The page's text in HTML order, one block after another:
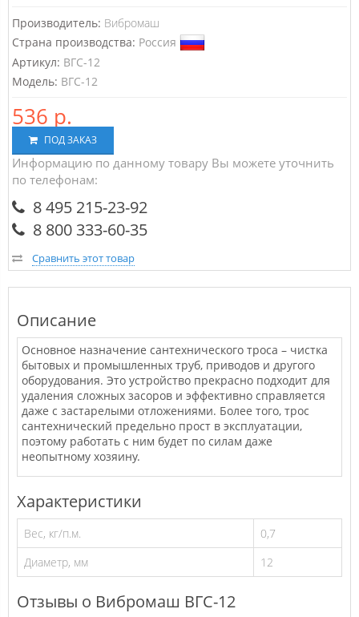
Производитель: Вибромаш
Страна производства: Россия
Артикул: ВГС-12
Модель: ВГС-12
536 р.
ПОД ЗАКАЗ
Информацию по данному товару Вы можете уточнить
по телефонам:
8 495 215-23-92
8 800 333-60-35
Сравнить этот товар
Описание
Основное назначение сантехнического троса – чистка
бытовых и промышленных труб, приводов и другого
оборудования. Это устройство прекрасно подходит для
удаления сложных засоров и эффективно справляется
даже с застарелыми отложениями. Более того, трос
сантехнический предельно прост в эксплуатации,
поэтому работать с ним будет по силам даже
неопытному хозяину.
Характеристики
Вес, кг/п.м.
0,7
Диаметр, мм
12
Отзывы о Вибромаш ВГС-12